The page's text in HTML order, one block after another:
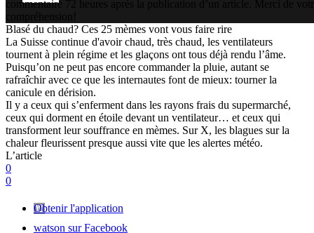
commentaire 72 heures après la publication d’un article. Merci de
compréhension!
Blasé du chaud? Ces 25 mèmes vont vous faire rire
La Suisse continue d'avoir chaud, très chaud, les ventilateurs
tournent à plein régime et les glaçons ont tous déjà rendu l’âme.
Puisqu’on ne peut pas encore commander la pluie, autant se
rafraîchir avec ce que les internautes font de mieux: tourner la
canicule en dérision.
Il y a ceux qui s’enferment dans les rayons frais du supermarché,
ceux qui dorment en étoile devant un ventilateur… et ceux qui
transforment leur souffrance en mèmes. Sur X, les blagues sur la
chaleur fleurissent presque aussi vite que les alertes météo.
L’article
0
0
Obtenir l'application
watson sur Facebook